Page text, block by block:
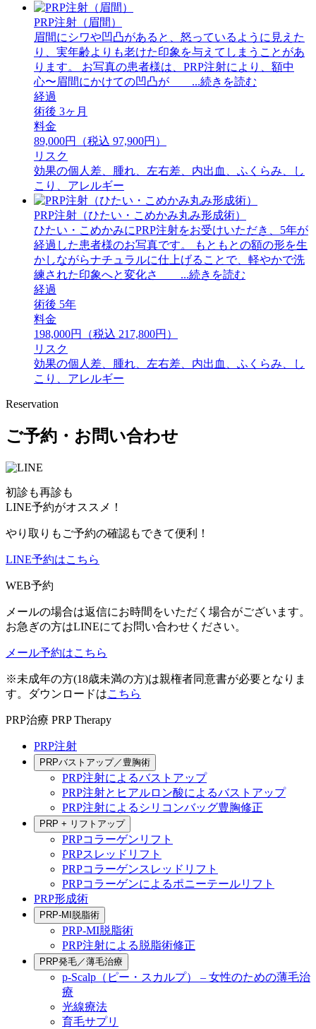
PRP注射（眉間）
眉間にシワや凹凸があると、怒っているように見えた
り、実年齢よりも老けた印象を与えてしまうことがあ
ります。 お写真の患者様は、PRP注射により、額中
心〜眉間にかけての凹凸が ...続きを読む
経過
術後 3ヶ月
料金
89,000円（税込 97,900円）
リスク
効果の個人差、腫れ、左右差、内出血、ふくらみ、し
こり、アレルギー
PRP注射（ひたい・こめかみ丸み形成術）
ひたい・こめかみにPRP注射をお受けいただき、5年が
経過した患者様のお写真です。 もともとの額の形を生
かしながらナチュラルに仕上げることで、軽やかで洗
練された印象へと変化さ ...続きを読む
経過
術後 5年
料金
198,000円（税込 217,800円）
リスク
効果の個人差、腫れ、左右差、内出血、ふくらみ、し
こり、アレルギー
Reservation
ご予約・お問い合わせ
初診も再診も
LINE予約がオススメ！
やり取りもご予約の確認もできて便利！
LINE予約はこちら
WEB予約
メールの場合は返信にお時間をいただく場合がございます。
お急ぎの方はLINEにてお問い合わせください。
メール予約はこちら
※未成年の方(18歳未満の方)は親権者同意書が必要となりま
す。ダウンロードはこちら
PRP治療 PRP Therapy
PRP注射
PRPバストアップ／豊胸術
PRP注射によるバストアップ
PRP注射とヒアルロン酸によるバストアップ
PRP注射によるシリコンバッグ豊胸修正
PRP + リフトアップ
PRPコラーゲンリフト
PRPスレッドリフト
PRPコラーゲンスレッドリフト
PRPコラーゲンによるポニーテールリフト
PRP形成術
PRP-MI脱脂術
PRP-MI脱脂術
PRP注射による脱脂術修正
PRP発毛／薄毛治療
p-Scalp（ピー・スカルプ） – 女性のための薄毛治
療
光線療法
育毛サプリ